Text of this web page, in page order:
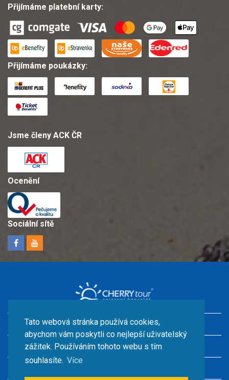
Tato webová stránka používá cookies,
abychom vám poskytli co nejlepší uživatelský
zážitek. Používáním tohoto webu s tím
souhlasíte. Více
Přijímáme platební karty:
Přijímáme poukázky:
Jsme členy ACK ČR
Ocenění
Sociální sítě
Dovolená v Chorvatsku s dětmi
Ubytování u moře